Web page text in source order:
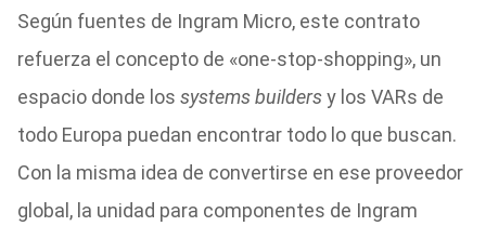
Según fuentes de Ingram Micro, este contrato
refuerza el concepto de «one-stop-shopping», un
espacio donde los systems buildersy los VARs de
todo Europa puedan encontrar todo lo que buscan.
Con la misma idea de convertirse en ese proveedor
global, la unidad para componentes de Ingram